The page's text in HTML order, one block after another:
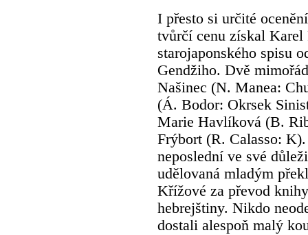
I přesto si určité
tvůrčí cenu získal
starojaponského spisu
Gendžiho. Dvě
Našinec (N. Manea:
(Á. Bodor: Okrsek
Marie Havlíková (B.
Frýbort (R. Calasso:
neposlední ve své
udělovaná mladým
Křížové za převod
hebrejštiny. Nikdo
dostali alespoň malý